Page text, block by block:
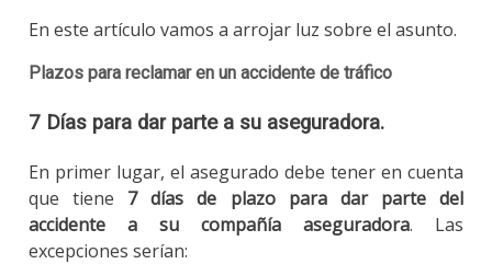
En este artículo vamos a arrojar luz sobre el asunto.
Plazos para reclamar en un accidente de tráfico
7 Días para dar parte a su aseguradora.
En primer lugar, el asegurado debe tener en cuenta
que tiene 7 días de plazo para dar parte del
accidente a su compañía aseguradora. Las
excepciones serían: